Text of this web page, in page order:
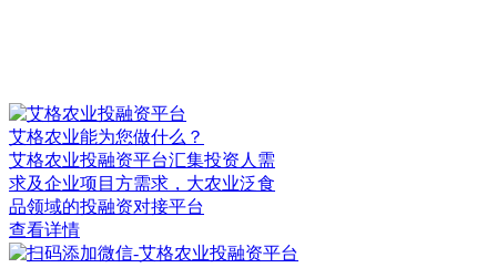
艾格农业能为您做什么？
艾格农业投融资平台汇集投资人需
求及企业项目方需求，大农业泛食
品领域的投融资对接平台
查看详情